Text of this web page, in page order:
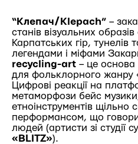
“Клепач/Klepach” –
станів візуальних
Карпатських гір, тунелів
легендами і міфами
recycling-art – це основа
для фольклорного жанру
Цифрові реакції на
метаморфози бейс
етноінструментів щільно
перформансом, що
людей (артисти зі студії
«BLITZ»).